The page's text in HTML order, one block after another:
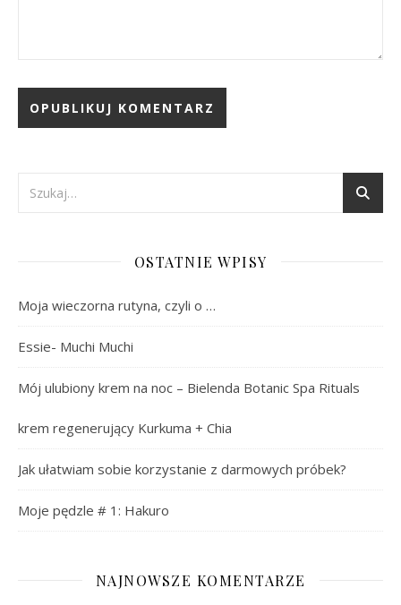
OSTATNIE WPISY
Moja wieczorna rutyna, czyli o …
Essie- Muchi Muchi
Mój ulubiony krem na noc – Bielenda Botanic Spa Rituals
krem regenerujący Kurkuma + Chia
Jak ułatwiam sobie korzystanie z darmowych próbek?
Moje pędzle # 1: Hakuro
NAJNOWSZE KOMENTARZE